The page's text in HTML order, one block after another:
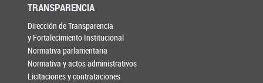
TRANSPARENCIA
Dirección de Transparencia
y Fortalecimiento Institucional
Normativa parlamentaria
Normativa y actos administrativos
Licitaciones y contrataciones